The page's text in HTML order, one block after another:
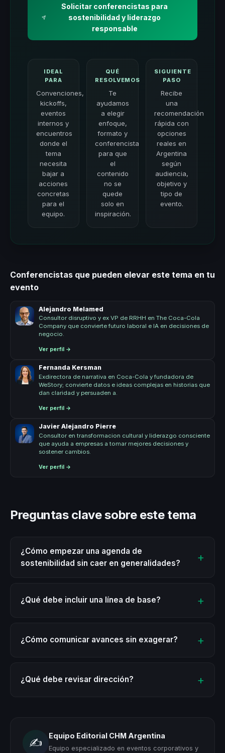
Solicitar conferencistas para
sostenibilidad y liderazgo
responsable
IDEAL
PARA
Convenciones,
kickoffs,
eventos
internos y
encuentros
donde el
tema
necesita
bajar a
acciones
concretas
para el
equipo.
QUÉ
RESOLVEMOS
Te
ayudamos
a elegir
enfoque,
formato y
conferencista
para que
el
contenido
no se
quede
solo en
inspiración.
SIGUIENTE
PASO
Recibe
una
recomendación
rápida con
opciones
reales en
Argentina
según
audiencia,
objetivo y
tipo de
evento.
Conferencistas que pueden elevar este tema en tu
evento
Alejandro Melamed
Consultor disruptivo y ex VP de RRHH en The Coca-Cola
Company que convierte futuro laboral e IA en decisiones de
negocio.
Ver perfil →
Fernanda Kersman
Exdirectora de narrativa en Coca-Cola y fundadora de
WeStory; convierte datos e ideas complejas en historias que
dan claridad y persuaden a.
Ver perfil →
Javier Alejandro Pierre
Consultor en transformacion cultural y liderazgo consciente
que ayuda a empresas a tomar mejores decisiones y
sostener cambios.
Ver perfil →
Preguntas clave sobre este tema
¿Cómo empezar una agenda de
sostenibilidad sin caer en generalidades?
¿Qué debe incluir una línea de base?
¿Cómo comunicar avances sin exagerar?
¿Qué debe revisar dirección?
✍️
Equipo Editorial CHM Argentina
Equipo especializado en eventos corporativos y